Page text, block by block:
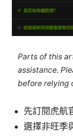
Parts of this
assistance.
before relying
先訂閱虎航
選擇非旺季